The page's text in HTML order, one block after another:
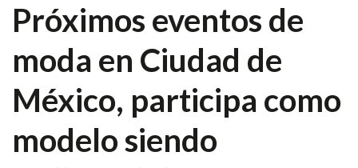
Próximos eventos de
moda en Ciudad de
México, participa como
modelo siendo